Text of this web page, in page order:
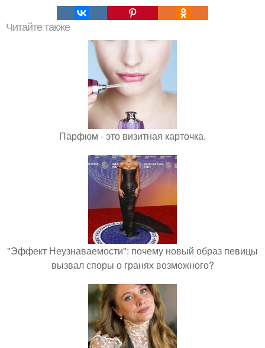
Читайте также
Парфюм - это визитная карточка.
"Эффект Неузнаваемости": почему новый образ певицы
вызвал споры о гранях возможного?